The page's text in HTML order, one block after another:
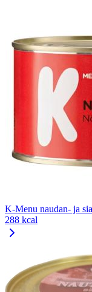
K-Menu naudan- ja
288 kcal